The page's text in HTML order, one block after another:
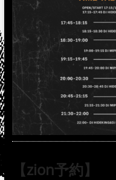
【zion予約】